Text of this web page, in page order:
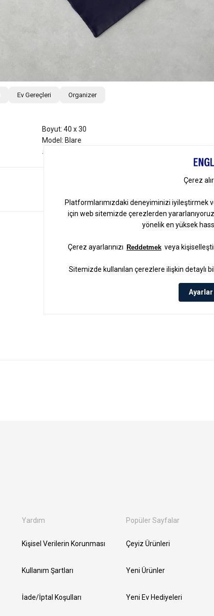
Ev Gereçleri Organizer
Boyut: 40 x 30
Model: Blare
Yardım
Kişisel Verilerin Korunması
Kullanım Şartları
İade/İptal Koşulları
Popüler Sayfalar
Çeyiz Ürünleri
Yeni Ürünler
Yeni Ev Hediyeleri